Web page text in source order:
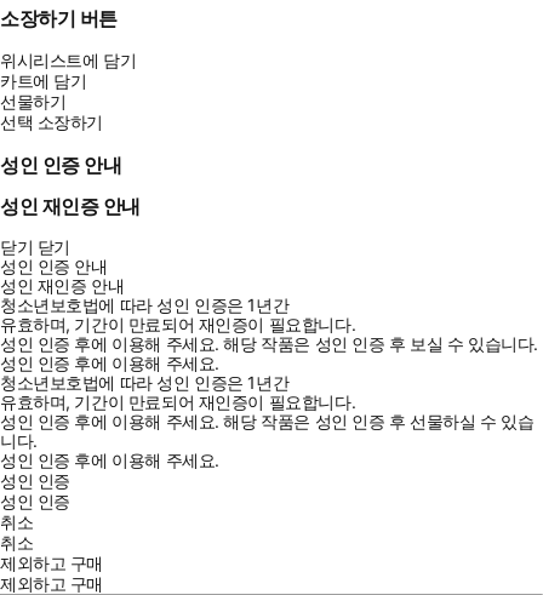
소장하기 버튼
위시리스트에 담기
카트에 담기
선물하기
선택 소장하기
성인 인증 안내
성인 재인증 안내
닫기 닫기
성인 인증 안내
성인 재인증 안내
청소년보호법에 따라 성인 인증은 1년간
유효하며, 기간이 만료되어 재인증이 필요합니다.
성인 인증 후에 이용해 주세요.해당 작품은 성인 인증 후 보실 수 있습니다.
성인 인증 후에 이용해 주세요.
청소년보호법에 따라 성인 인증은 1년간
유효하며, 기간이 만료되어 재인증이 필요합니다.
성인 인증 후에 이용해 주세요.해당 작품은 성인 인증 후 선물하실 수 있습
니다.
성인 인증 후에 이용해 주세요.
성인 인증
성인 인증
취소
취소
제외하고 구매
제외하고 구매